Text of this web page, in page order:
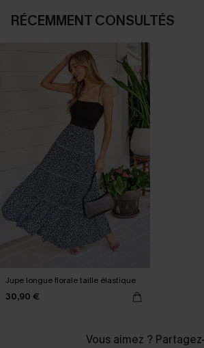
RÉCEMMENT CONSULTÉS
Jupe longue florale taille élastique
30,90 €
Vous aimez ?